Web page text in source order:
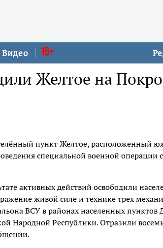
Видео 16+
Желтое на
пункт Желтое, расположенный
специальной военной операции
активных действий освободили
живой силе и технике трех
ВСУ в районах населенных пунктов
Народной Республики. Отразили